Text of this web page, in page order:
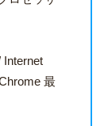
Internet
最